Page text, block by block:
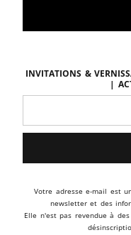
Invitations &
|
Votre adresse e-mail est
newsletter et des
Elle n'est pas revendue à